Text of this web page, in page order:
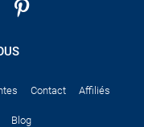
d´un permis de
renseigner auprès des
de gestion.
Contact Affiliés
Blog